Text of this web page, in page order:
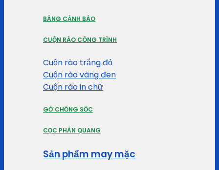
BẢNG CẢNH BÁO
CUỘN RÀO CÔNG TRÌNH
Cuộn rào trắng đỏ
Cuộn rào vàng đen
Cuộn rào in chữ
GỜ CHỐNG SỐC
CỌC PHẢN QUANG
Sản phẩm may mặc